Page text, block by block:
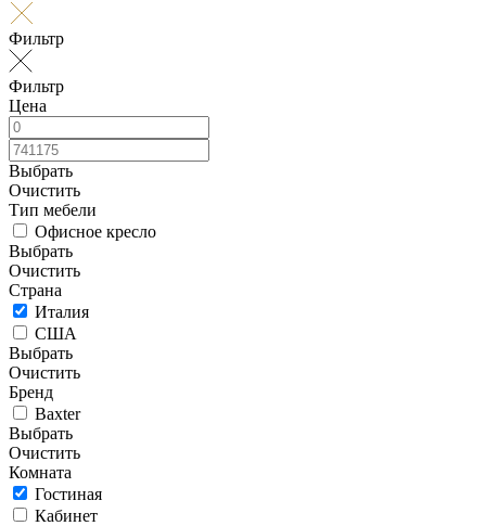
Фильтр
Фильтр
Цена
Выбрать
Очистить
Тип мебели
Офисное кресло
Выбрать
Очистить
Страна
Италия
США
Выбрать
Очистить
Бренд
Baxter
Выбрать
Очистить
Комната
Гостиная
Кабинет